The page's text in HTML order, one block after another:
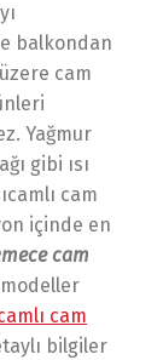
balkondan
cam
Yağmur
gibi ısı
cam
içinde en
cam
modeller
cam
bilgiler